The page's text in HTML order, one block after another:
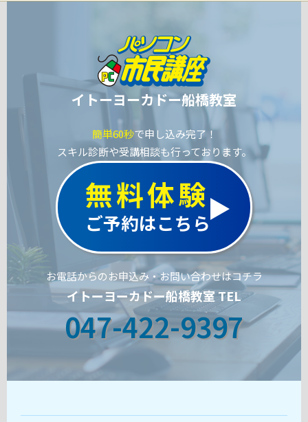
イトーヨーカドー船橋教室
簡単60秒で申し込み完了！
スキル診断や受講相談も行っております。
無料体験
ご予約はこちら
お電話からのお申込み・お問い合わせはコチラ
イトーヨーカドー船橋教室 TEL
047-422-9397